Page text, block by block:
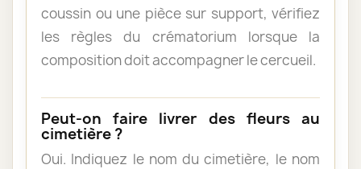
coussin ou une pièce sur support, vérifiez
les règles du crématorium lorsque la
composition doit accompagner le cercueil.
Peut-on faire livrer des fleurs au
cimetière ?
Oui. Indiquez le nom du cimetière, le nom